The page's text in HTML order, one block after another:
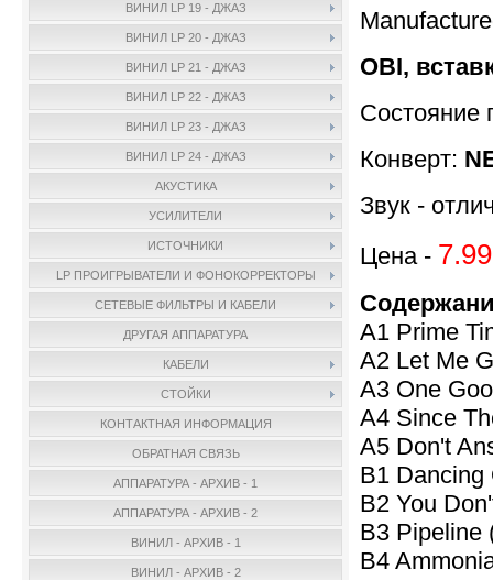
ВИНИЛ LP 19 - ДЖАЗ
ВИНИЛ LP 20 - ДЖАЗ
ВИНИЛ LP 21 - ДЖАЗ
ВИНИЛ LP 22 - ДЖАЗ
ВИНИЛ LP 23 - ДЖАЗ
ВИНИЛ LP 24 - ДЖАЗ
АКУСТИКА
УСИЛИТЕЛИ
ИСТОЧНИКИ
LP ПРОИГРЫВАТЕЛИ И ФОНОКОРРЕКТОРЫ
СЕТЕВЫЕ ФИЛЬТРЫ И КАБЕЛИ
ДРУГАЯ АППАРАТУРА
КАБЕЛИ
СТОЙКИ
КОНТАКТНАЯ ИНФОРМАЦИЯ
ОБРАТНАЯ СВЯЗЬ
АППАРАТУРА - АРХИВ - 1
АППАРАТУРА - АРХИВ - 2
ВИНИЛ - АРХИВ - 1
ВИНИЛ - АРХИВ - 2
OBI,
Состояние
Конверт:
Звук -
Цена -
A1 Prime
A2 Let Me
A3 One
A4 Since
A5 Don't
B1 Dancing
B2 You
B3 Pipeline
B4